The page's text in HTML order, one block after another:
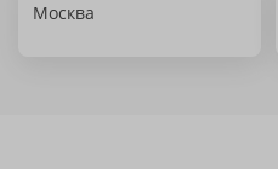
Москва